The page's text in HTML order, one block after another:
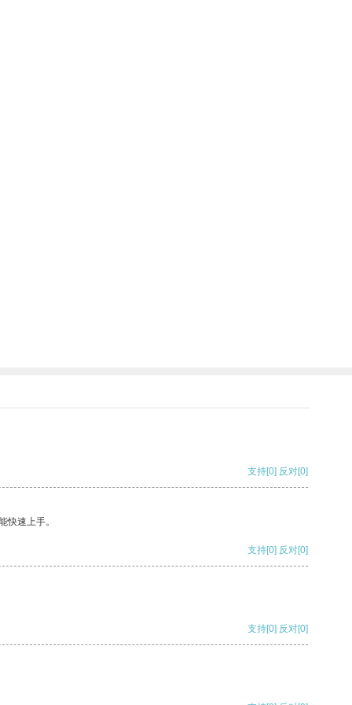
支持[0] 反对[0]
快速上手。
支持[0] 反对[0]
支持[0] 反对[0]